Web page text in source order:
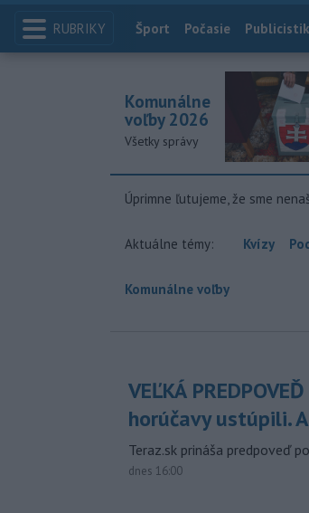
RUBRIKY Index
Šport Počasie
Komunálne
voľby 2026
Všetky správy
Úprimne ľutujeme, že sme
Aktuálne témy: Kvízy
Komunálne voľby
VEĽKÁ
horúčavy ustúpili.
Teraz.sk prináša predpoveď
dnes 16:00